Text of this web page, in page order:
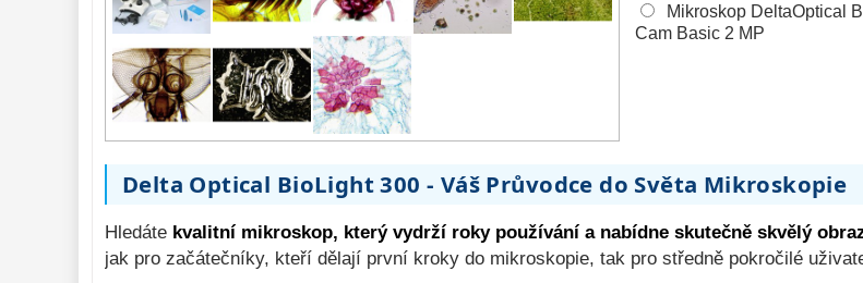
Školní a
studentské
Laboratorní 33
Kapesní 10
Digitální
mikroskopů
16
Foto stativy 10
Mikroskop DeltaOptical
Cam Basic 2 MP
Delta Optical BioLight 300 - Váš Průvodce do Světa Mikroskopie
Hledáte kvalitní mikroskop, který vydrží roky používání a nabídne skutečně skvělý
jak pro začátečníky, kteří dělají první kroky do mikroskopie, tak pro středně pokročilé